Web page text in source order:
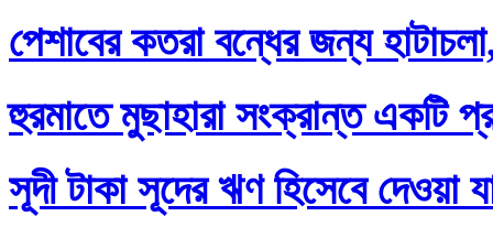
পেশাবের কতরা বন্ধের জন্য
হুরমাতে মুছাহারা সংক্রান্ত একটি
সূদী টাকা সূদের ঋণ হিসেবে দেওয়া